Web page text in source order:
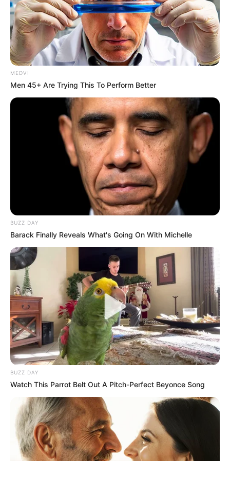
ΤΑΥΤΟΤΗΤΑ ΚΑΙ ΕΠΙΚΟΙΝΩΝΙΑ ΟΡΟΙ ΧΡΗΣΗΣ
© 2025 EVIANEWS του Γιώργου Κουτσελίνη
MEDVI
Men 45+ Are Trying This To Perform Better
BUZZ DAY
Barack Finally Reveals What's Going On With Michelle
BUZZ DAY
Watch This Parrot Belt Out A Pitch-Perfect Beyonce Song